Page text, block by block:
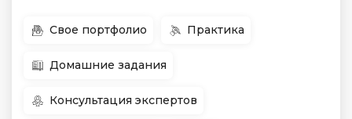
Свое портфолио Практика
Домашние задания
Консультация экспертов